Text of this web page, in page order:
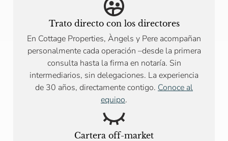
Trato directo con los directores
En Cottage Properties, Àngels y Pere acompañan
personalmente cada operación –desde la primera
consulta hasta la firma en notaría. Sin
intermediarios, sin delegaciones. La experiencia
de 30 años, directamente contigo. Conoce al
equipo.
Cartera off-market